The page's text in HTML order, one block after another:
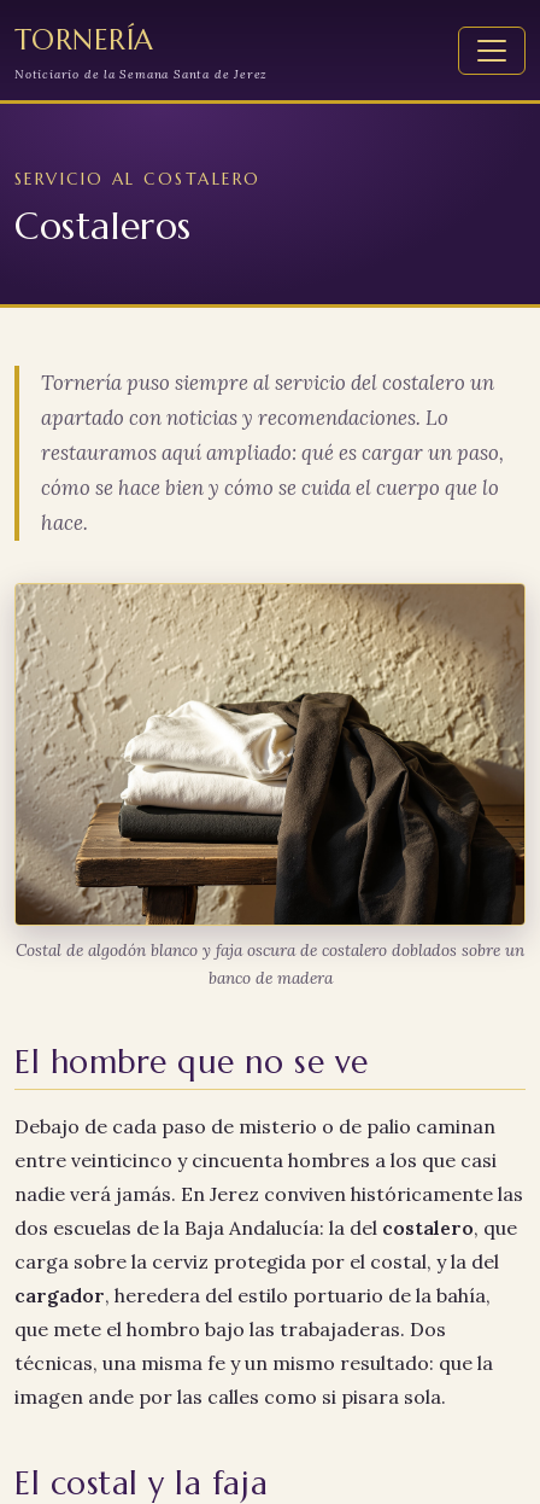
TORNERÍA
Noticiario de la Semana Santa de Jerez
SERVICIO AL COSTALERO
Costaleros
Tornería puso siempre al servicio del costalero un
apartado con noticias y recomendaciones. Lo
restauramos aquí ampliado: qué es cargar un paso,
cómo se hace bien y cómo se cuida el cuerpo que lo
hace.
Costal de algodón blanco y faja oscura de costalero doblados sobre un
banco de madera
El hombre que no se ve
Debajo de cada paso de misterio o de palio caminan
entre veinticinco y cincuenta hombres a los que casi
nadie verá jamás. En Jerez conviven históricamente las
dos escuelas de la Baja Andalucía: la del costalero, que
carga sobre la cerviz protegida por el costal, y la del
cargador, heredera del estilo portuario de la bahía,
que mete el hombro bajo las trabajaderas. Dos
técnicas, una misma fe y un mismo resultado: que la
imagen ande por las calles como si pisara sola.
El costal y la faja